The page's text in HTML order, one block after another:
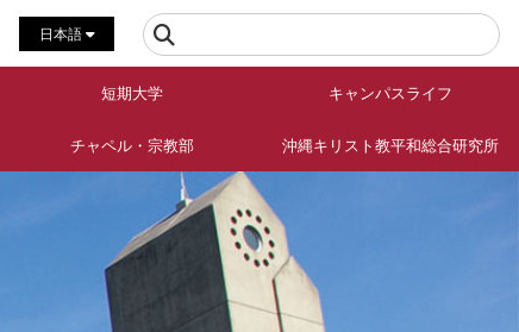
日本語
短期大学 キャンパスライフ
チャペル・宗教部 沖縄キリスト教平和総合研究所